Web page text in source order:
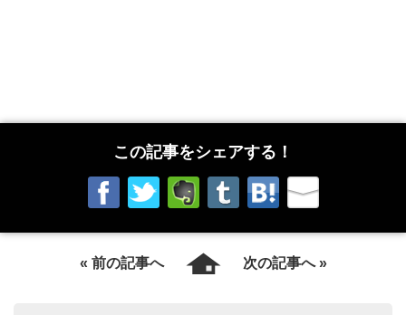
この記事をシェアする！
« 前の記事へ 次の記事へ »